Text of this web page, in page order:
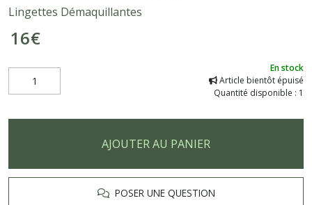
Lingettes Démaquillantes
16€
En stock
Article bientôt épuisé
Quantité disponible : 1
AJOUTER AU PANIER
POSER UNE QUESTION